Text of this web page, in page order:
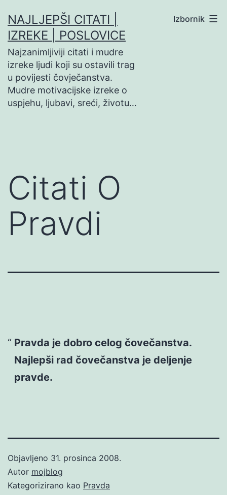
na
sadržaj
NAJLJEPŠI CITATI |
IZREKE | POSLOVICE
Najzanimljiviji citati i mudre
izreke ljudi koji su ostavili trag
u povijesti čovječanstva.
Mudre motivacijske izreke o
uspjehu, ljubavi, sreći, životu…
Izbornik
Citati O
Pravdi
Pravda je dobro celog čovečanstva.
Najlepši rad čovečanstva je deljenje
pravde.
Objavljeno 31. prosinca 2008.
Autor mojblog
Kategorizirano kao Pravda